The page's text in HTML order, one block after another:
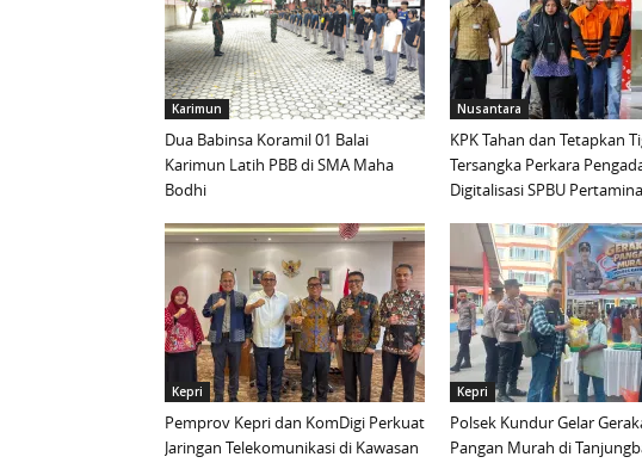
Karimun
Dua Babinsa Koramil 01 Balai
Karimun Latih PBB di SMA Maha
Bodhi
Nusantara
KPK Tahan dan Tetapkan
Tersangka Perkara
Digitalisasi SPBU Pertamina
Kepri
Pemprov Kepri dan KomDigi Perkuat
Jaringan Telekomunikasi di Kawasan
Kepri
Polsek Kundur Gelar
Pangan Murah di